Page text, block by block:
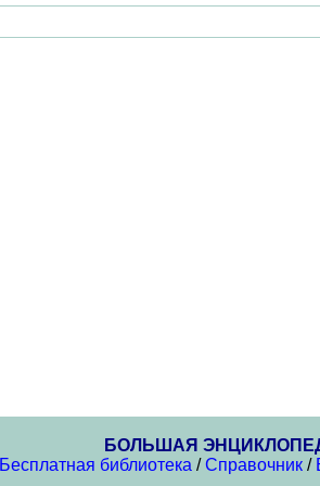
БОЛЬШАЯ
Бесплатная библиотека /Справочник /